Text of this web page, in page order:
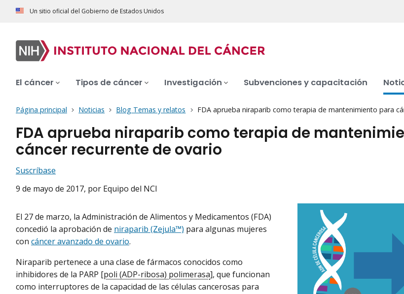
Un sitio oficial del Gobierno de Estados Unidos
El cáncer Tipos de cáncer Investigación Subvenciones y capacitación
Página principal Noticias Blog Temas y relatos FDA aprueba niraparib como terapia de mantenimiento para
FDA aprueba niraparib como terapia de
cáncer recurrente de ovario
Suscríbase
9 de mayo de 2017, por Equipo del NCI
El 27 de marzo, la Administración de Alimentos y Medicamentos (FDA)
concedió la aprobación de niraparib (Zejula™) para algunas mujeres
con cáncer avanzado de ovario.
Niraparib pertenece a una clase de fármacos conocidos como
inhibidores de la PARP [poli (ADP-ribosa) polimerasa], que funcionan
como interruptores de la capacidad de las células cancerosas para